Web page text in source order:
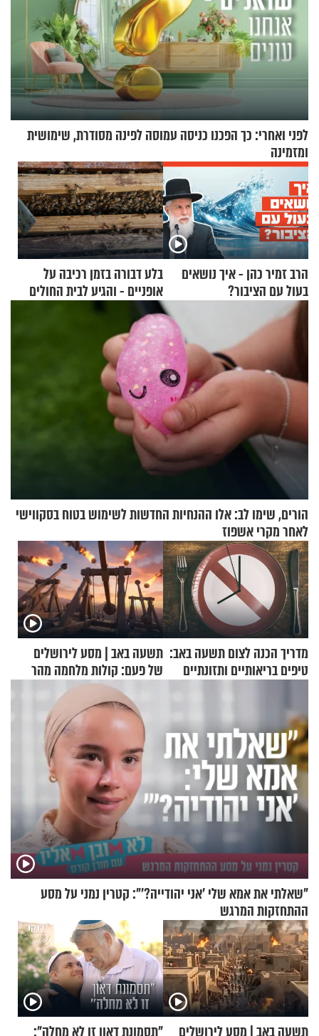
לפני ואחרי: כך הפכנו כניסה עמוסה לפינה מסודרת, שימושית
ומזמינה
הרב זמיר כהן - איך נושאים
בעול עם הציבור?
בלע דבורה בזמן רכיבה על
אופניים - והגיע לבית החולים
במצב מסכן חיים
הורים, שימו לב: אלו ההנחיות החדשות לשימוש בטוח בסקווישי
לאחר מקרי אשפוז
מדריך הכנה לצום תשעה באב:
טיפים בריאותיים ותזונתיים
תשעה באב | מסע לירושלים
של פעם: קולות מלחמה מהר
"שאלתי את אמא שלי 'אני יהודייה?'": קטרין נמני על מסע
ההתחזקות המרגש